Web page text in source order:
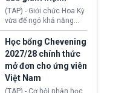
Brexit “do nhầm lẫn”.
Động thái này làm dấy
lên lo ngại về việc thực
thi Thỏa thuận Rút khỏi
Liên minh châu Âu
(Withdrawal
Agreement).
(TAP) - Giới chức Hoa Kỳ
vừa để ngỏ khả năng
sớm đạt thỏa thuận với
Iran nhằm mở lại eo biển
Hormuz, mở đường cho
việc khôi phục hoạt
động hàng hải. Những
tín hiệu ngoại giao tích
cực này lập tức tác động
Học bổng Chevening
2027/28 chính thức
mở đơn cho ứng viên
Việt Nam
(TAP) - Cơ hội nhận học